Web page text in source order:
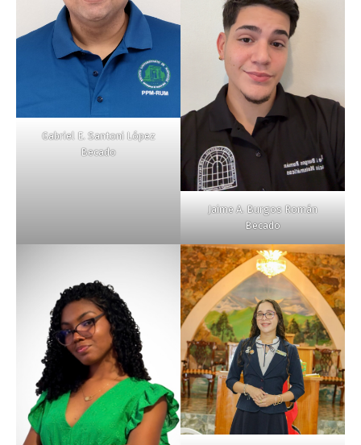
Gabriel E. Santoni López
Becado
Jaime A. Burgos Román
Becado